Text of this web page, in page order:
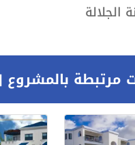
الجلالة
بالمشروع [3